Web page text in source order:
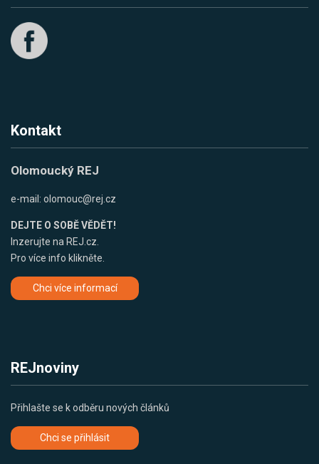
Kontakt
Olomoucký REJ
e-mail: olomouc@rej.cz
DEJTE O SOBĚ VĚDĚT!
Inzerujte na REJ.cz.
Pro více info klikněte.
Chci více informací
REJnoviny
Přihlašte se k odběru nových článků
Chci se přihlásit